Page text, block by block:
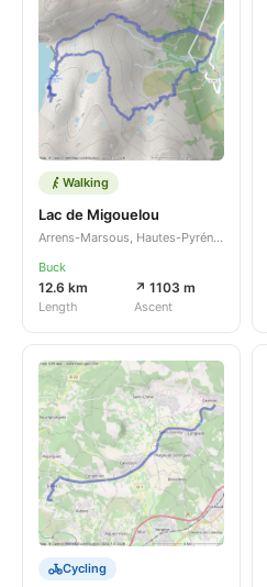
Walking
Lac de Migouelou
Arrens-Marsous, Hautes-Pyrénées, Occitanie, FR
Buck
12.6 km
Length
↗ 1103 m
Ascent
Cycling